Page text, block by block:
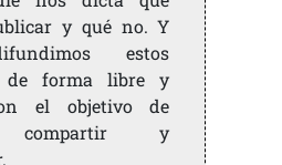
y qué no. Y
estos
de forma libre y
el objetivo de
compartir y